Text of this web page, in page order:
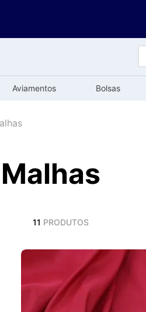
Aviamentos Bolsas
11 PRODUTOS